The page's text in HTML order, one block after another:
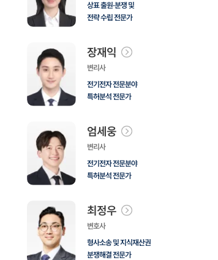
상표 출원·분쟁 및
전략 수립 전문가
장재익
변리사
전기전자 전문분야
특허분석 전문가
엄세웅
변리사
전기전자 전문분야
특허분석 전문가
최정우
변호사
형사소송 및 지식재산권
분쟁해결 전문가